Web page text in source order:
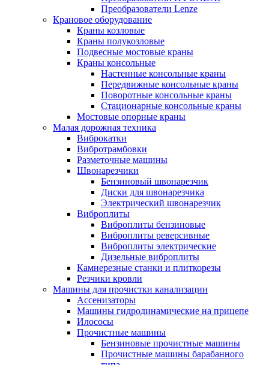
Преобразователи Lenze
Крановое оборудование
Краны козловые
Краны полукозловые
Подвесные мостовые краны
Краны консольные
Настенные консольные краны
Передвижные консольные краны
Поворотные консольные краны
Стационарные консольные краны
Мостовые опорные краны
Малая дорожная техника
Виброкатки
Вибротрамбовки
Разметочные машины
Швонарезчики
Бензиновый швонарезчик
Диски для швонарезчика
Электрический швонарезчик
Виброплиты
Виброплиты бензиновые
Виброплиты реверсивные
Виброплиты электрические
Дизельные виброплиты
Камнерезные станки и плиткорезы
Резчики кровли
Машины для прочистки канализации
Ассенизаторы
Машины гидродинамические на прицепе
Илососы
Прочистные машины
Бензиновые прочистные машины
Прочистные машины барабанного